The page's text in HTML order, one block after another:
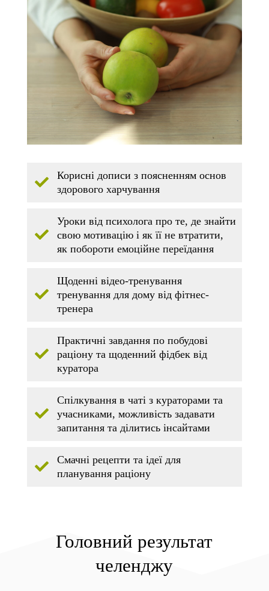
Корисні дописи з поясненням основ
здорового харчування
Уроки від психолога про те, де знайти
свою мотивацію і як її не втратити,
як побороти емоційне переїдання
Щоденні відео-тренування
тренування для дому від фітнес-
тренера
Практичні завдання по побудові
раціону та щоденний фідбек від
куратора
Спілкування в чаті з кураторами та
учасниками, можливість задавати
запитання та ділитись інсайтами
Смачні рецепти та ідеї для
планування раціону
Головний результат
челенджу